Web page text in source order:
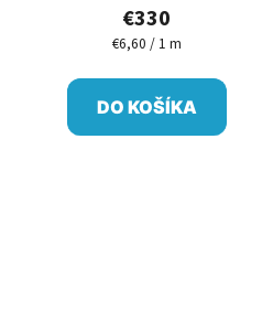
€330
Jednotková
€6,60 / 1 m
DO KOŠÍKA